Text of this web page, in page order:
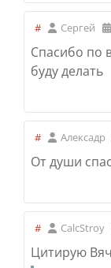
# Сергей
Спасибо по
буду делать
# Алексадр
От души
# CalcStroy
Цитирую